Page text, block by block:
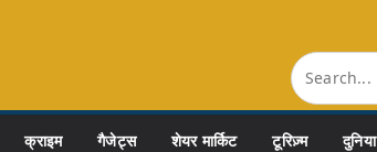
क्राइम गैजेट्स शेयर मार्किट टूरिज़्म दुनिया